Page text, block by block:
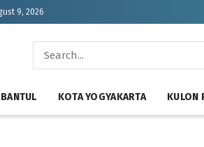
9, 2026
BANTUL KOTA YOGYAKARTA KULON